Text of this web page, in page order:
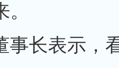
事长表示，